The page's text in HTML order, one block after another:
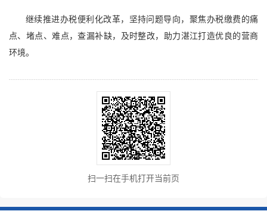
继续推进办税便利化改革，坚持问题导向，聚焦办税缴费的痛
点、堵点、难点，查漏补缺，及时整改，助力湛江打造优良的营商
环境。
扫一扫在手机打开当前页